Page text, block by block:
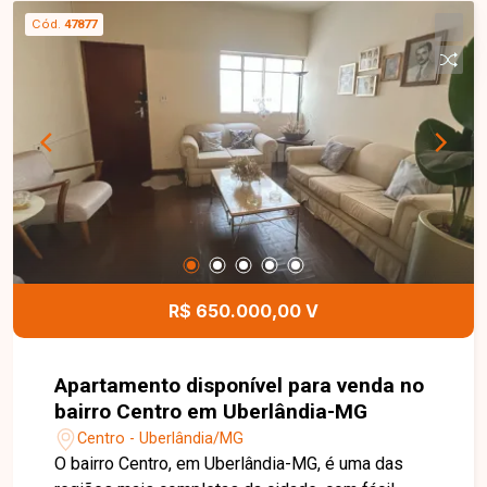
de serviço e excelente aproveitamento dos
espaços internos. Possui ainda 2 vagas de
garagem e o condomínio conta com elevador,
garantindo mais comodidade aos moradores.
Entre em contato com a equipe da Delta Imóveis
e agende sua visita para conhecer essa
oportunidade.
Cód. 47877
R$ 650.000,00 V
Apartamento disponível para venda no
bairro Centro em Uberlândia-MG
Centro - Uberlândia/MG
O bairro Centro, em Uberlândia-MG, é uma das